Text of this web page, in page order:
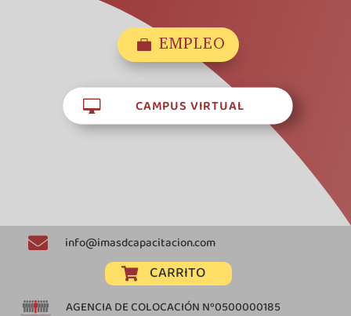
 EMPLEO
 CAMPUS VIRTUAL
 info@imasdcapacitacion.com
 CARRITO
AGENCIA DE COLOCACIÓN Nº0500000185